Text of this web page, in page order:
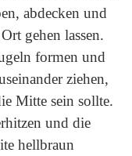
abdecken und
gehen lassen.
formen und
ziehen,
Mitte sein sollte.
und die
hellbraun